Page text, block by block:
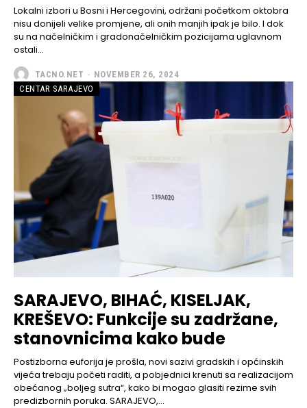
Lokalni izbori u Bosni i Hercegovini, održani početkom oktobra
nisu donijeli velike promjene, ali onih manjih ipak je bilo. I dok
su na načelničkim i gradonačelničkim pozicijama uglavnom
ostali...
TACNO.NET - NOVEMBER 26, 2024
CENTAR SARAJEVO
SARAJEVO, BIHAĆ, KISELJAK,
KREŠEVO: Funkcije su zadržane,
stanovnicima kako bude
Postizborna euforija je prošla, novi sazivi gradskih i općinskih
vijeća trebaju početi raditi, a pobjednici krenuti sa realizacijom
obećanog „boljeg sutra“, kako bi mogao glasiti rezime svih
predizbornih poruka. SARAJEVO,...